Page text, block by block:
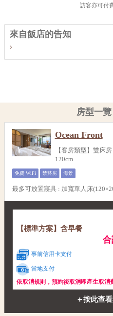
訪客亦可付
來自飯店的告知
房型一覽
Ocean Front
【客房類型】雙
120cm
免費 WiFi 禁菸房 海景
最多可放置寢具 : 加寬單人床
【標準方案】含早餐
合
事前信用卡支付
當地支付
依取消規則，預約後取消即產生取消
＋按此查